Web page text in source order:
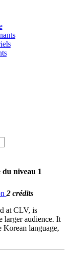
du niveau 1
2 crédits
at CLV, is
larger audience. It
Korean language,